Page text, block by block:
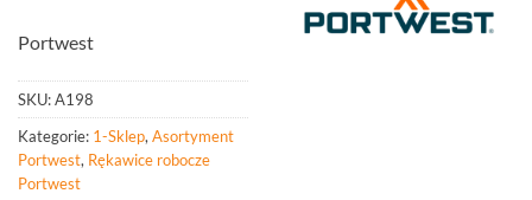
Portwest
SKU:A198
Kategorie: 1-Sklep,Asortyment
Portwest, Rękawice robocze
Portwest